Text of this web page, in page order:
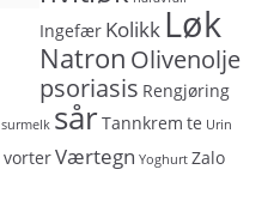
Ingefær Kolikk Løk
Natron Olivenolje
psoriasis Rengjøring
surmelk sårTannkrem te Urin
vorterVærtegn Yoghurt Zalo